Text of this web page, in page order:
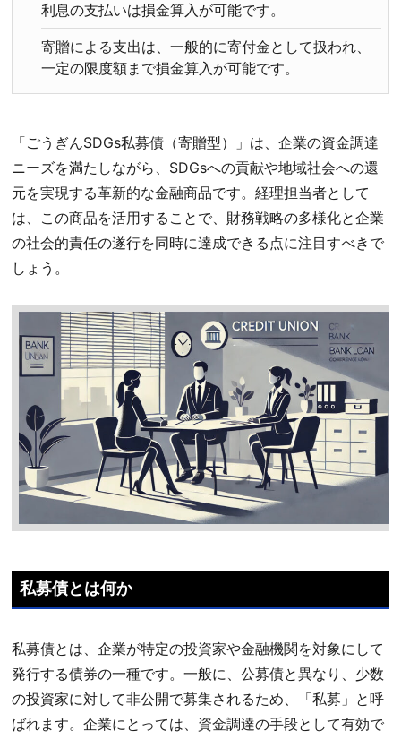
利息の支払いは損金算入が可能です。
寄贈による支出は、一般的に寄付金として扱われ、
一定の限度額まで損金算入が可能です。
「ごうぎんSDGs私募債（寄贈型）」は、企業の資金調達
ニーズを満たしながら、SDGsへの貢献や地域社会への還
元を実現する革新的な金融商品です。経理担当者として
は、この商品を活用することで、財務戦略の多様化と企業
の社会的責任の遂行を同時に達成できる点に注目すべきで
しょう。
私募債とは何か
私募債とは、企業が特定の投資家や金融機関を対象にして
発行する債券の一種です。一般に、公募債と異なり、少数
の投資家に対して非公開で募集されるため、「私募」と呼
ばれます。企業にとっては、資金調達の手段として有効で